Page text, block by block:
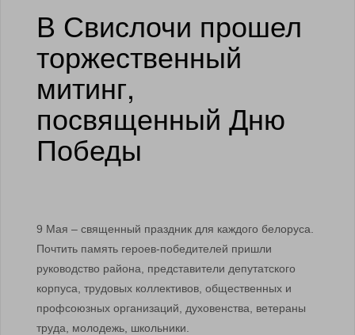
В Свислочи прошел
торжественный
митинг,
посвященный Дню
Победы
9 Мая – священный праздник для каждого белоруса.
Почтить память героев-победителей пришли
руководство района, представители депутатского
корпуса, трудовых коллективов, общественных и
профсоюзных организаций, духовенства, ветераны
труда, молодежь, школьники.